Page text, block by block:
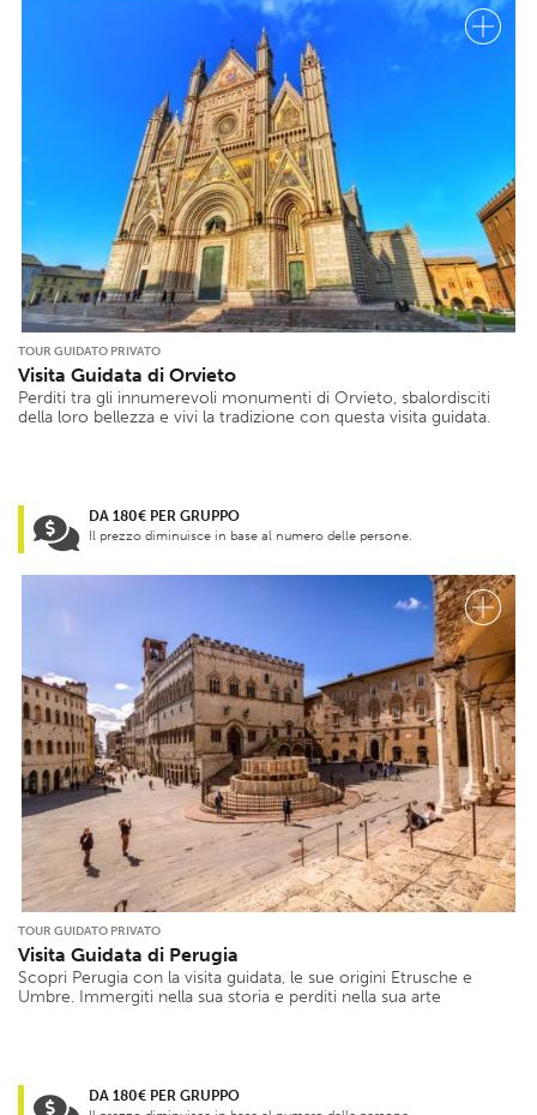
TOUR GUIDATO PRIVATO
Visita Guidata di Orvieto
Perditi tra gli innumerevoli monumenti di Orvieto, sbalordisciti
della loro bellezza e vivi la tradizione con questa visita guidata.
DA 180€ PER GRUPPO
Il prezzo diminuisce in base al numero delle persone.
TOUR GUIDATO PRIVATO
Visita Guidata di Perugia
Scopri Perugia con la visita guidata, le sue origini Etrusche e
Umbre. Immergiti nella sua storia e perditi nella sua arte
DA 180€ PER GRUPPO